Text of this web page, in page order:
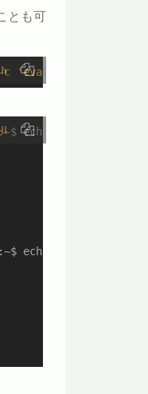
とも可
c 'eval eval echo
01:~$ echo
01:~$ echo